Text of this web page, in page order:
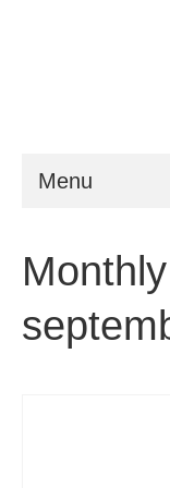
Menu
Krav
FAQ